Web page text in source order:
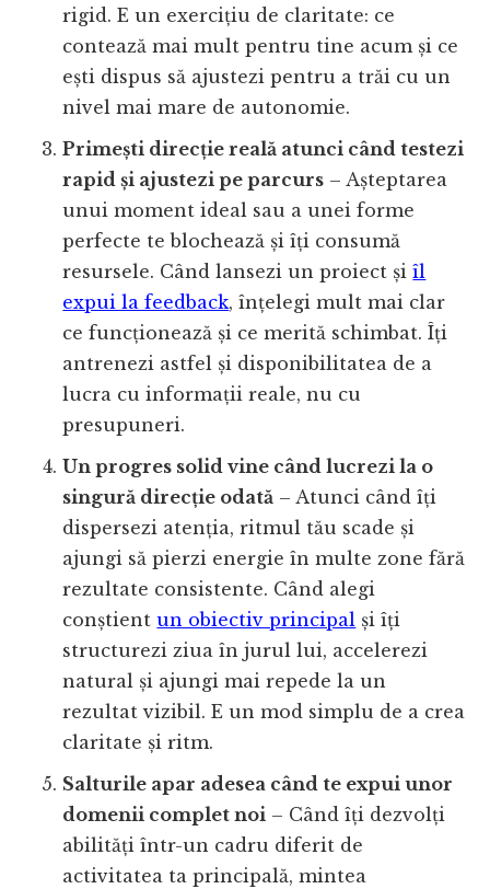
rigid. E un exercițiu de claritate: ce
contează mai mult pentru tine acum și ce
ești dispus să ajustezi pentru a trăi cu un
nivel mai mare de autonomie.
Primești direcție reală atunci când testezi
rapid și ajustezi pe parcurs – Așteptarea
unui moment ideal sau a unei forme
perfecte te blochează și îți consumă
resursele. Când lansezi un proiect șiîl
expui la feedback, înțelegi mult mai clar
ce funcționează și ce merită schimbat. Îți
antrenezi astfel și disponibilitatea de a
lucra cu informații reale, nu cu
presupuneri.
Un progres solid vine când lucrezi la o
singură direcție odată – Atunci când îți
dispersezi atenția, ritmul tău scade și
ajungi să pierzi energie în multe zone fără
rezultate consistente. Când alegi
conștientun obiectiv principal și îți
structurezi ziua în jurul lui, accelerezi
natural și ajungi mai repede la un
rezultat vizibil. E un mod simplu de a crea
claritate și ritm.
Salturile apar adesea când te expui unor
domenii complet noi – Când îți dezvolți
abilități într-un cadru diferit de
activitatea ta principală, mintea